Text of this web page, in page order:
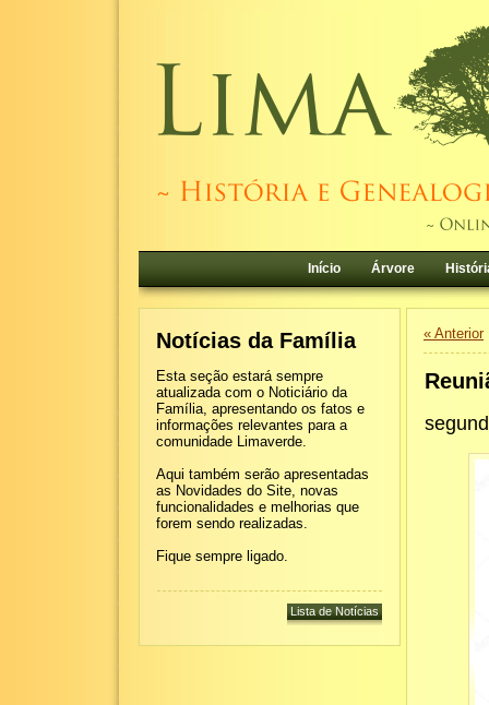
Início Árvore
Notícias da Família
Esta seção estará sempre
atualizada com o Noticiário da
Família, apresentando os fatos e
informações relevantes para a
comunidade Limaverde.
Aqui também serão apresentadas
as Novidades do Site, novas
funcionalidades e melhorias que
forem sendo realizadas.
Fique sempre ligado.
« Anterior